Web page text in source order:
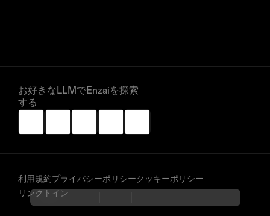
イネーブルメント
お好きなLLMでEnzaiを探索
する
利用規約プライバシーポリシークッキーポリシー
リンクトイン